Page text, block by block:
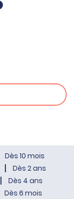
Dès 10 mois
Dès 2 ans
Dès 4 ans
Dès 6 mois